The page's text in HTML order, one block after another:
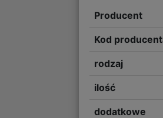
Producent
Kod
rodzaj
ilość
dodatkowe